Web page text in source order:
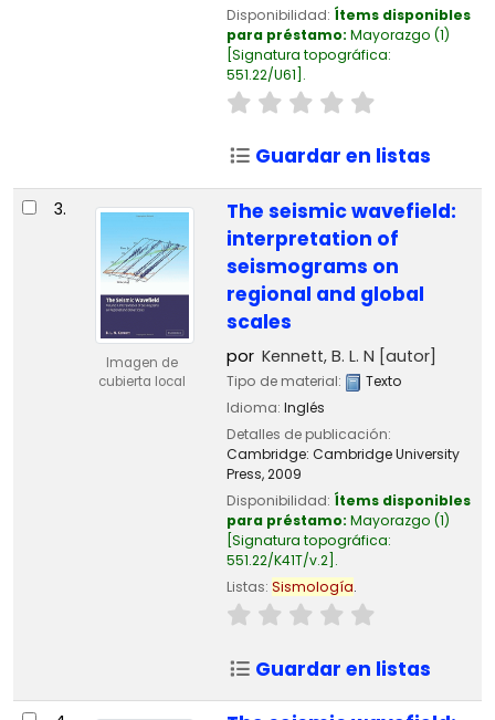
Disponibilidad: Ítems disponibles
para préstamo: Mayorazgo (1)
Signatura topográfica:
551.22/U61 .
Guardar en listas
3.
Imagen de
cubierta local
The seismic wavefield:
interpretation of
seismograms on
regional and global
scales
por Kennett, B. L. N [autor]
Tipo de material:
Texto
Idioma: Inglés
Detalles de publicación:
Cambridge: Cambridge University
Press,2009
Disponibilidad: Ítems disponibles
para préstamo: Mayorazgo (1)
Signatura topográfica:
551.22/K41T/v.2 .
Listas: Sismología.
Guardar en listas